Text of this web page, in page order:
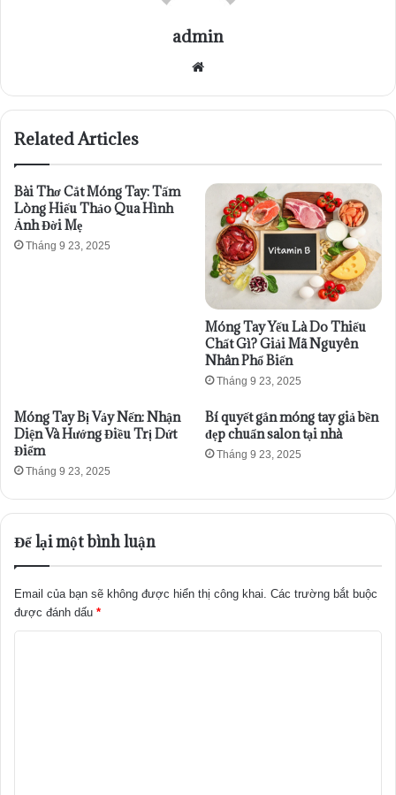
admin
Website
Related Articles
Bài Thơ Cắt Móng Tay: Tấm
Lòng Hiếu Thảo Qua Hình
Ảnh Đời Mẹ
Tháng 9 23, 2025
Móng Tay Yếu Là Do Thiếu
Chất Gì? Giải Mã Nguyên
Nhân Phổ Biến
Tháng 9 23, 2025
Móng Tay Bị Vảy Nến: Nhận
Diện Và Hướng Điều Trị Dứt
Điểm
Tháng 9 23, 2025
Bí quyết gắn móng tay giả bền
đẹp chuẩn salon tại nhà
Tháng 9 23, 2025
Để lại một bình luận
Email của bạn sẽ không được hiển thị công khai. Các trường bắt buộc
được đánh dấu *